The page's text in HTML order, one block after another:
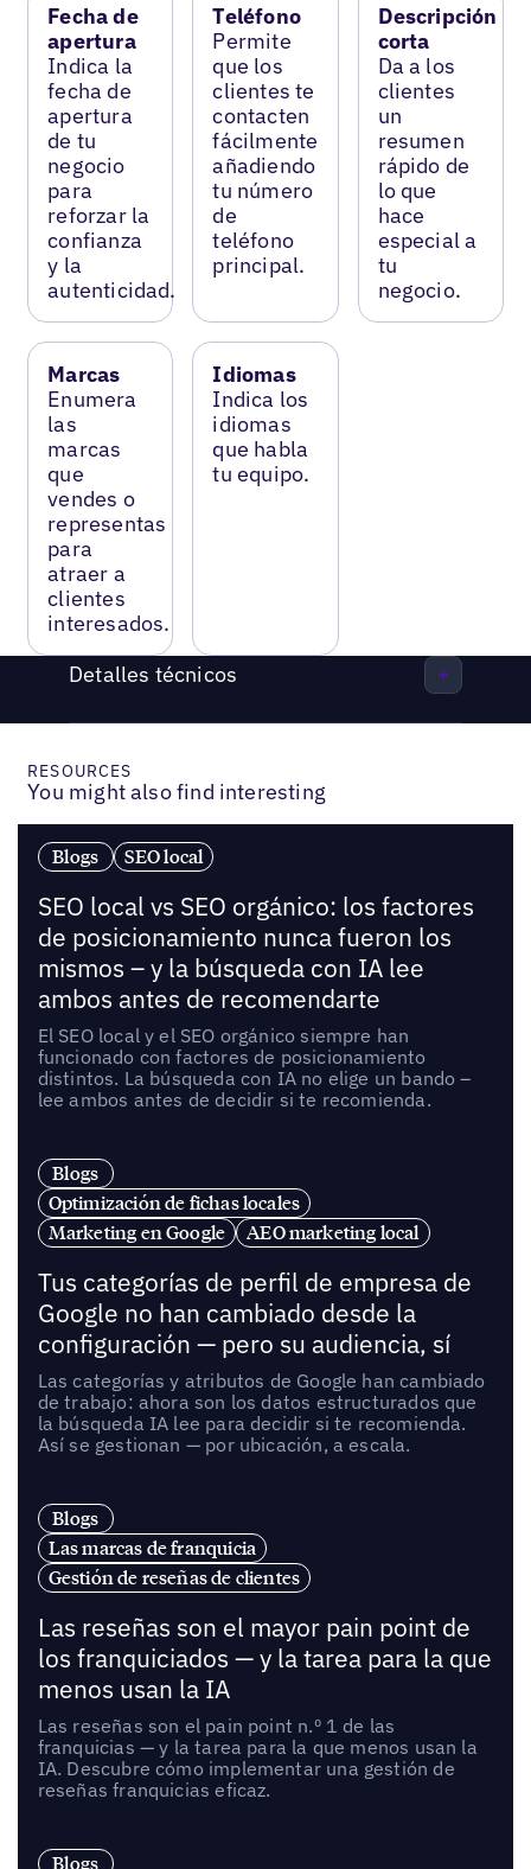
Fecha de
apertura
Indica la
fecha de
apertura
de tu
negocio
para
reforzar la
confianza
y la
autenticidad.
Teléfono
Permite
que los
clientes te
contacten
fácilmente
añadiendo
tu número
de
teléfono
principal.
Descripción
corta
Da a los
clientes
un
resumen
rápido de
lo que
hace
especial a
tu
negocio.
Marcas
Enumera
las
marcas
que
vendes o
representas
para
atraer a
clientes
interesados.
Idiomas
Indica los
idiomas
que habla
tu equipo.
Detalles técnicos
RESOURCES
You might also find interesting
Blogs SEO local
SEO local vs SEO orgánico: los factores
de posicionamiento nunca fueron los
mismos – y la búsqueda con IA lee
ambos antes de recomendarte
El SEO local y el SEO orgánico siempre han
funcionado con factores de posicionamiento
distintos. La búsqueda con IA no elige un bando –
lee ambos antes de decidir si te recomienda.
Blogs
Optimización de fichas locales
Marketing en Google
AEO marketing local
Tus categorías de perfil de empresa de
Google no han cambiado desde la
configuración — pero su audiencia, sí
Las categorías y atributos de Google han cambiado
de trabajo: ahora son los datos estructurados que
la búsqueda IA lee para decidir si te recomienda.
Así se gestionan — por ubicación, a escala.
Blogs
Las marcas de franquicia
Gestión de reseñas de clientes
Las reseñas son el mayor pain point de
los franquiciados — y la tarea para la que
menos usan la IA
Las reseñas son el pain point n.º 1 de las
franquicias — y la tarea para la que menos usan la
IA. Descubre cómo implementar una gestión de
reseñas franquicias eficaz.
Blogs